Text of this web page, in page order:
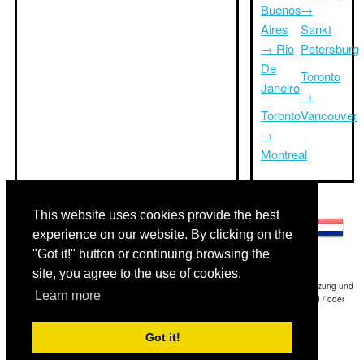
This website uses cookies provide the best
experience on our website. By clicking on the
"Got it!" button or continuing browsing the
site, you agree to the use of cookies.
Learn more
Got it!
Buenos
Aires
→ Rio
De
Janeiro
Toronto
→
Montreal
→
Sankt
Petersburg
Toronto
→
Vancouver
Haftungsausschluss: Die Informationen auf dieser Website ist unsere beste Schätzung und
für nur Ihre Referenz.Triptimeto.com haftet nicht für jede Reise Verzögerung und / oder